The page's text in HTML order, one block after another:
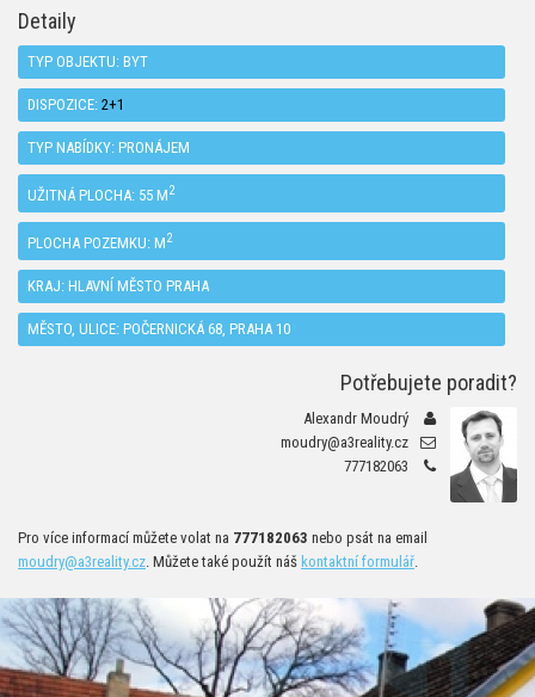
Detaily
TYP OBJEKTU: BYT
DISPOZICE: 2+1
TYP NABÍDKY: PRONÁJEM
UŽITNÁ PLOCHA: 55 M2
PLOCHA POZEMKU: M2
KRAJ: HLAVNÍ MĚSTO PRAHA
MĚSTO, ULICE: POČERNICKÁ 68, PRAHA 10
Potřebujete poradit?
Alexandr Moudrý
moudry@a3reality.cz
777182063
Pro více informací můžete volat na 777182063 nebo psát na email
moudry@a3reality.cz. Můžete také použít náš kontaktní formulář.